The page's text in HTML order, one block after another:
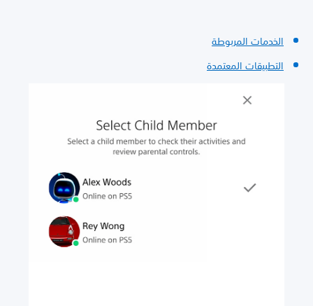
الخدمات المربوطة
التطبيقات المعتمدة